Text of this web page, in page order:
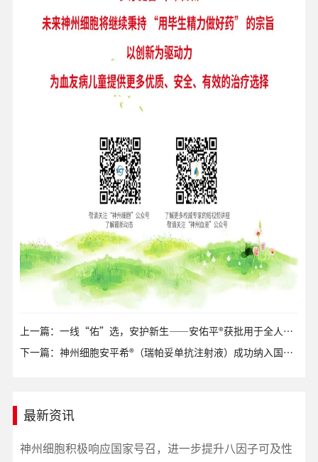
上一篇：一线“佑”选，安护新生——安佑平®获批用于全人群复发/转移性头颈部鳞癌治疗
下一篇：神州细胞安平希®（瑞帕妥单抗注射液）成功纳入国家医保目录
最新资讯
神州细胞积极响应国家号召，进一步提升八因子可及性